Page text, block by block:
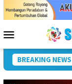
Menu
Mobile
BREAKING NEWS
Puncak